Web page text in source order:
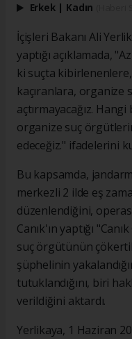
Erkek Kadın
İçişleri Bakanı Ali
yaptığı açıklamada,
ki suçta
kaçıranlara, organize
açtırmayacağız.
organize suç
edeceğiz." ifadelerini
Bu kapsamda,
merkezli 2 ilde eş
düzenlendiğini,
Canık'ın yaptığı
suç örgütünün
şüphelinin
tutuklandığını, biri
verildiğini aktardı.
Yerlikaya, 1 Haziran